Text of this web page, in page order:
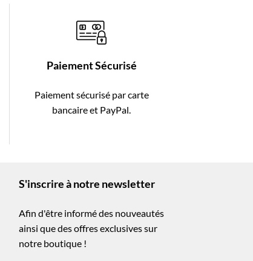
Paiement Sécurisé
Paiement sécurisé par carte
bancaire et PayPal.
S'inscrire à notre newsletter
Afin d'être informé des nouveautés
ainsi que des offres exclusives sur
notre boutique !